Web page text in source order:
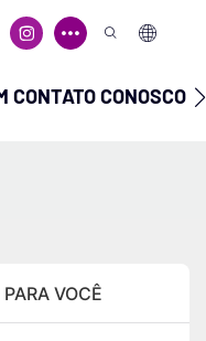
CONTATO CONOSCO
VOCÊ